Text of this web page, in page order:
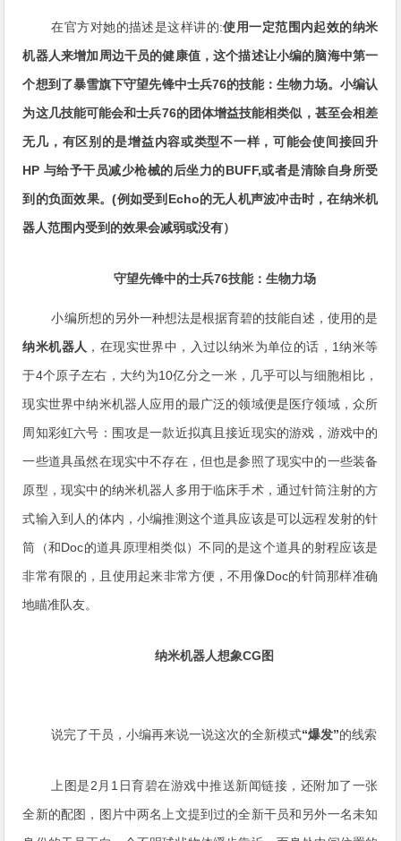
在官方对她的描述是这样讲的:使用一定范围内起效的纳米
机器人来增加周边干员的健康值，这个描述让小编的脑海中第一
个想到了暴雪旗下守望先锋中士兵76的技能：生物力场。小编认
为这几技能可能会和士兵76的团体增益技能相类似，甚至会相差
无几，有区别的是增益内容或类型不一样，可能会使间接回升
HP 与给予干员减少枪械的后坐力的BUFF,或者是清除自身所受
到的负面效果。(例如受到Echo的无人机声波冲击时，在纳米机
器人范围内受到的效果会减弱或没有）
守望先锋中的士兵76技能：生物力场
小编所想的另外一种想法是根据育碧的技能自述，使用的是
纳米机器人 ，在现实世界中，入过以纳米为单位的话，1纳米等
于4个原子左右，大约为10亿分之一米，几乎可以与细胞相比，
现实世界中纳米机器人应用的最广泛的领域便是医疗领域，众所
周知彩虹六号：围攻是一款近拟真且接近现实的游戏，游戏中的
一些道具虽然在现实中不存在，但也是参照了现实中的一些装备
原型，现实中的纳米机器人多用于临床手术，通过针筒注射的方
式输入到人的体内，小编推测这个道具应该是可以远程发射的针
筒（和Doc的道具原理相类似）不同的是这个道具的射程应该是
非常有限的，且使用起来非常方便，不用像Doc的针筒那样准确
地瞄准队友。
纳米机器人想象CG图
说完了干员，小编再来说一说这次的全新模式“爆发”的线索
上图是2月1日育碧在游戏中推送新闻链接，还附加了一张
全新的配图，图片中两名上文提到过的全新干员和另外一名未知